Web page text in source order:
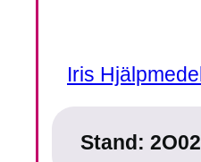
Iris Hjälpmedel
Stand: 2O02